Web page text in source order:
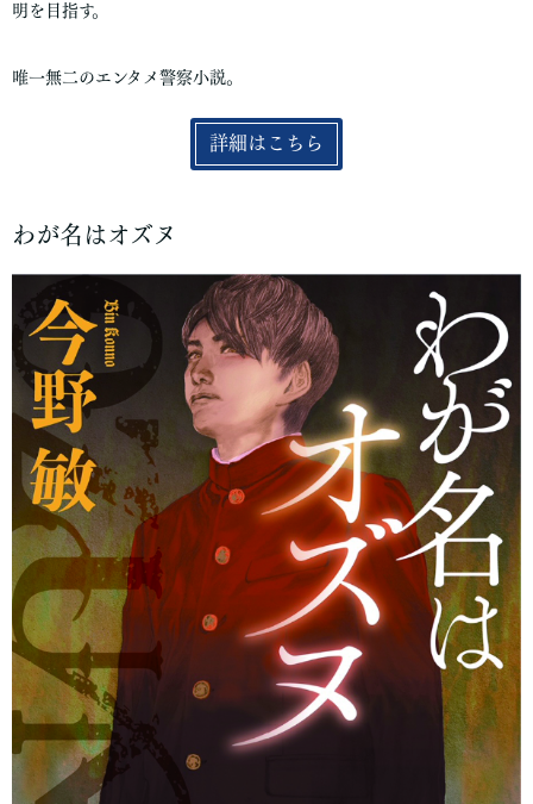
明を目指す。
唯一無二のエンタメ警察小説。
詳細はこちら
わが名はオズヌ